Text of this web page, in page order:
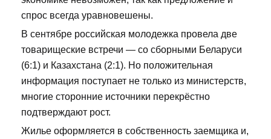
спрос всегда уравновешены.
В сентябре российская молодежка провела две
товарищеские встречи — со сборными Беларуси
(6:1) и Казахстана (2:1). Но положительная
информация поступает не только из министерств,
многие сторонние источники перекрёстно
подтверждают рост.
Жилье оформляется в собственность заемщика и,